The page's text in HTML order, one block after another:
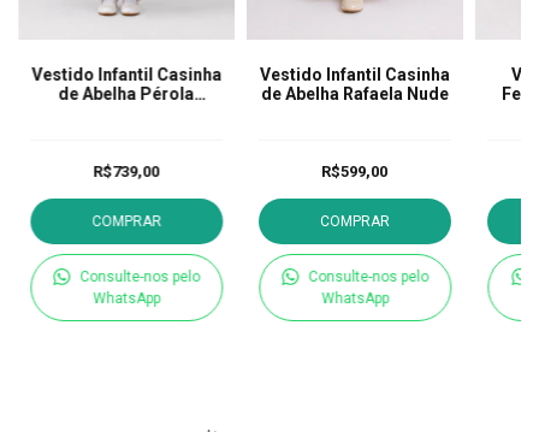
Vestido Infantil Casinha
de Abelha Pérola
R$739,00
COMPRAR
Consulte-nos pelo
WhatsApp
Vestido Infantil Casinha
de Abelha Rafaela Nude
R$599,00
COMPRAR
Consulte-nos pelo
WhatsApp